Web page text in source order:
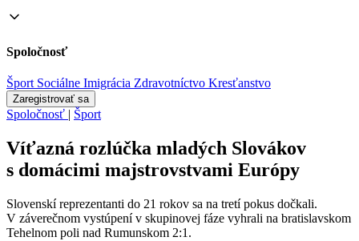
Spoločnosť
Šport Sociálne Imigrácia Zdravotníctvo Kresťanstvo
Zaregistrovať sa
Spoločnosť | Šport
Víťazná rozlúčka mladých Slovákov
s domácimi majstrovstvami Európy
Slovenskí reprezentanti do 21 rokov sa na tretí pokus dočkali.
V záverečnom vystúpení v skupinovej fáze vyhrali na bratislavskom
Tehelnom poli nad Rumunskom 2:1.